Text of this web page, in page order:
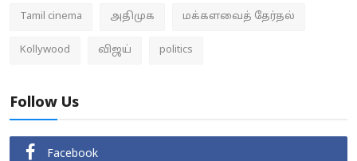
Tamil cinema அதிமுக மக்களவைத் தேர்தல்
Kollywood விஜய் politics
Follow Us
Facebook